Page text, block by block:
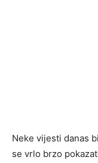
Neke vijesti danas
se vrlo brzo